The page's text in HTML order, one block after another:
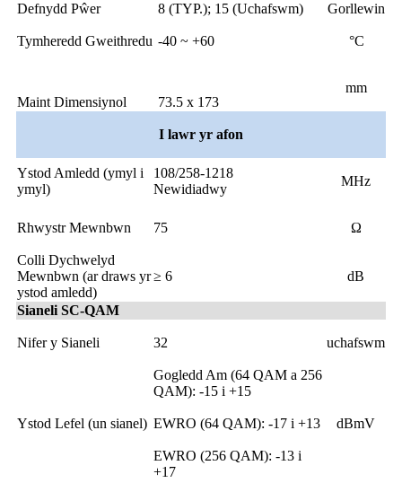
Defnydd Pŵer 8 (TYP.); 15 (Uchafswm) Gorllewin
Tymheredd Gweithredu -40 ~ +60 °C
Maint Dimensiynol 73.5 x 173
mm
I lawr yr afon
Ystod Amledd (ymyl i
ymyl)
108/258-1218
Newidiadwy
MHz
Rhwystr Mewnbwn 75 Ω
Colli Dychwelyd
Mewnbwn (ar draws yr
ystod amledd)
≥ 6 dB
Sianeli SC-QAM
Nifer y Sianeli 32 uchafswm
Ystod Lefel (un sianel)
Gogledd Am (64 QAM a 256
QAM): -15 i +15
EWRO (64 QAM): -17 i +13 dBmV
EWRO (256 QAM): -13 i
+17